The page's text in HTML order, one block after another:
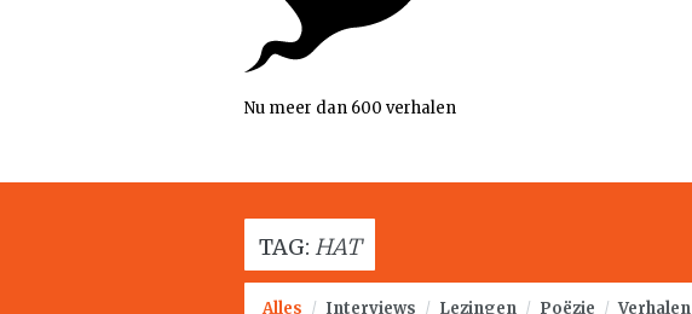
Nu meer dan 600 verhalen
TAG: HAT
Alles / Interviews / Lezingen / Poëzie / Verhalen